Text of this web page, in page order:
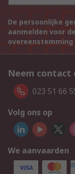
De persoonlijke
aanmelden voor
overeenstemming
Neem contact
023 51 66
Volg ons op
We aanvaarden